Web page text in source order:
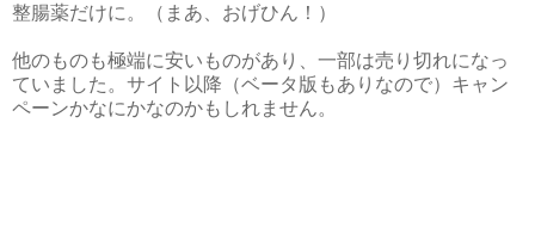
整腸薬だけに。（まあ、おげひん！）
他のものも極端に安いものがあり、一部は売り切れになっ
ていました。サイト以降（ベータ版もありなので）キャン
ペーンかなにかなのかもしれません。